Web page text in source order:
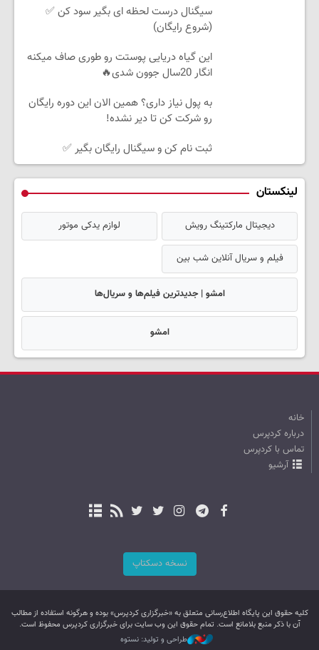
سیگنال درست لحظه ای بگیر سود کن ✅
(شروع رایگان)
این گیاه دریایی پوستت رو طوری صاف میکنه
انگار 20سال جوون شدی🔥
به پول نیاز داری؟ همین الان این دوره رایگان
رو شرکت کن تا دیر نشده!
ثبت نام کن و سیگنال رایگان بگیر ✅
لینکستان
دیجیتال مارکتینگ رویش لوازم یدکی موتور
فیلم و سریال آنلاین شب بین
امشو | جدیدترین فیلم‌ها و سریال‌ها
امشو
خانه
درباره کردپرس
تماس با کردپرس
آرشیو
نسخه دسکتاپ
کليه حقوق اين پایگاه اطلاع‌رسانی متعلق به «خبرگزاری کردپرس» بوده و هرگونه استفاده از مطالب
آن با ذکر منبع بلامانع است. تمام حقوق این وب سایت برای خبرگزاری کردپرس محفوظ است.
طراحی و تولید: نستوه